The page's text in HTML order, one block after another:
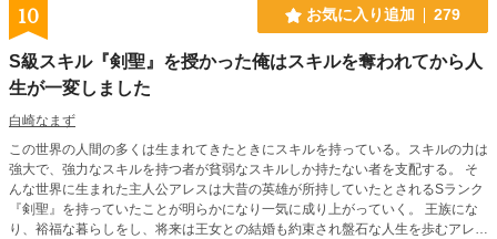
10 お気に入り追加 279
S級スキル『剣聖』を授かった俺はスキルを奪われてから人
生が一変しました
白崎なまず
この世界の人間の多くは生まれてきたときにスキルを持っている。スキルの力は
強大で、強力なスキルを持つ者が貧弱なスキルしか持たない者を支配する。 そ
んな世界に生まれた主人公アレスは大昔の英雄が所持していたとされるSランク
『剣聖』を持っていたことが明らかになり一気に成り上がっていく。 王族にな
り、裕福な暮らしをし、将来は王女との結婚も約束され盤石な人生を歩むアレ